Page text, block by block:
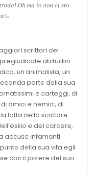
Oh ma io non ci sto
scrittori del
abitudini
un animalista, un
parte della sua
e carteggi, di
amici e nemici, di
lotta dello scrittore
e del carcere,
accuse infamanti
della sua vita egli
con il potere del suo